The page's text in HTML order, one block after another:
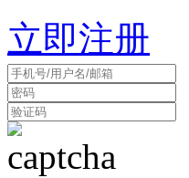
立即注册